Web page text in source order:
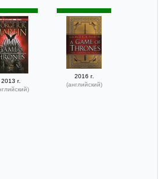
2013 г.
2016 г.
(английский)